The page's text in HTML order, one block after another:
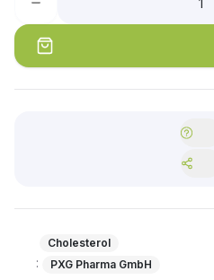
Cholesterol
: PXG Pharma GmbH